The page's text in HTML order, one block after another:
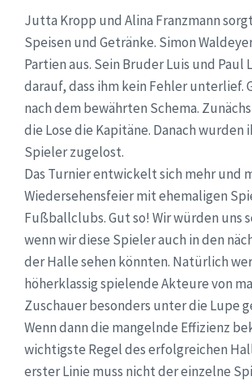
Jutta Kropp und Alina Franzmann
Speisen und Getränke. Simon
Partien aus. Sein Bruder Luis und Paul
darauf, dass ihm kein Fehler unterlief.
nach dem bewährten Schema.
die Lose die Kapitäne. Danach wurden
Spieler zugelost.
Das Turnier entwickelt sich mehr und
Wiedersehensfeier mit ehemaligen
Fußballclubs. Gut so! Wir würden uns
wenn wir diese Spieler auch in den
der Halle sehen könnten. Natürlich
höherklassig spielende Akteure von
Zuschauer besonders unter die Lupe
Wenn dann die mangelnde Effizienz
wichtigste Regel des erfolgreichen
erster Linie muss nicht der einzelne